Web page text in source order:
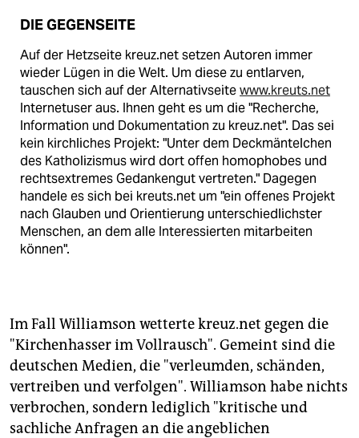
DIE GEGENSEITE
Auf der Hetzseite kreuz.net setzen Autoren immer
wieder Lügen in die Welt. Um diese zu entlarven,
tauschen sich auf der Alternativseitewww.kreuts.net
Internetuser aus. Ihnen geht es um die "Recherche,
Information und Dokumentation zu kreuz.net". Das sei
kein kirchliches Projekt: "Unter dem Deckmäntelchen
des Katholizismus wird dort offen homophobes und
rechtsextremes Gedankengut vertreten." Dagegen
handele es sich bei kreuts.net um "ein offenes Projekt
nach Glauben und Orientierung unterschiedlichster
Menschen, an dem alle Interessierten mitarbeiten
können".
Im Fall Williamson wetterte kreuz.net gegen die
"Kirchenhasser im Vollrausch". Gemeint sind die
deutschen Medien, die "verleumden, schänden,
vertreiben und verfolgen". Williamson habe nichts
verbrochen, sondern lediglich "kritische und
sachliche Anfragen an die angeblichen